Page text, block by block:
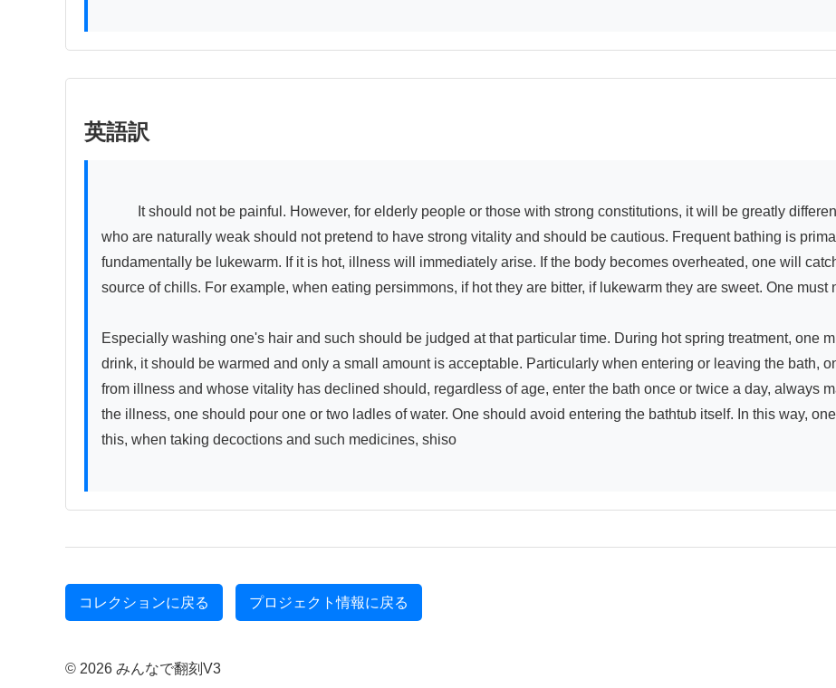
英語訳
who are naturally weak should not pretend to have strong vitality and should be cautious. Frequent bathing is
fundamentally be lukewarm. If it is hot, illness will immediately arise. If the body becomes overheated, one will
source of chills. For example, when eating persimmons, if hot they are bitter, if lukewarm they are sweet. One must
Especially washing one's hair and such should be judged at that particular time. During hot spring treatment, one
drink, it should be warmed and only a small amount is acceptable. Particularly when entering or leaving the bath,
from illness and whose vitality has declined should, regardless of age, enter the bath once or twice a day, always
the illness, one should pour one or two ladles of water. One should avoid entering the bathtub itself. In this way,
this, when taking decoctions and such medicines, shiso
コレクションに戻る プロジェクト情報に戻る
© 2026 みんなで翻刻V3